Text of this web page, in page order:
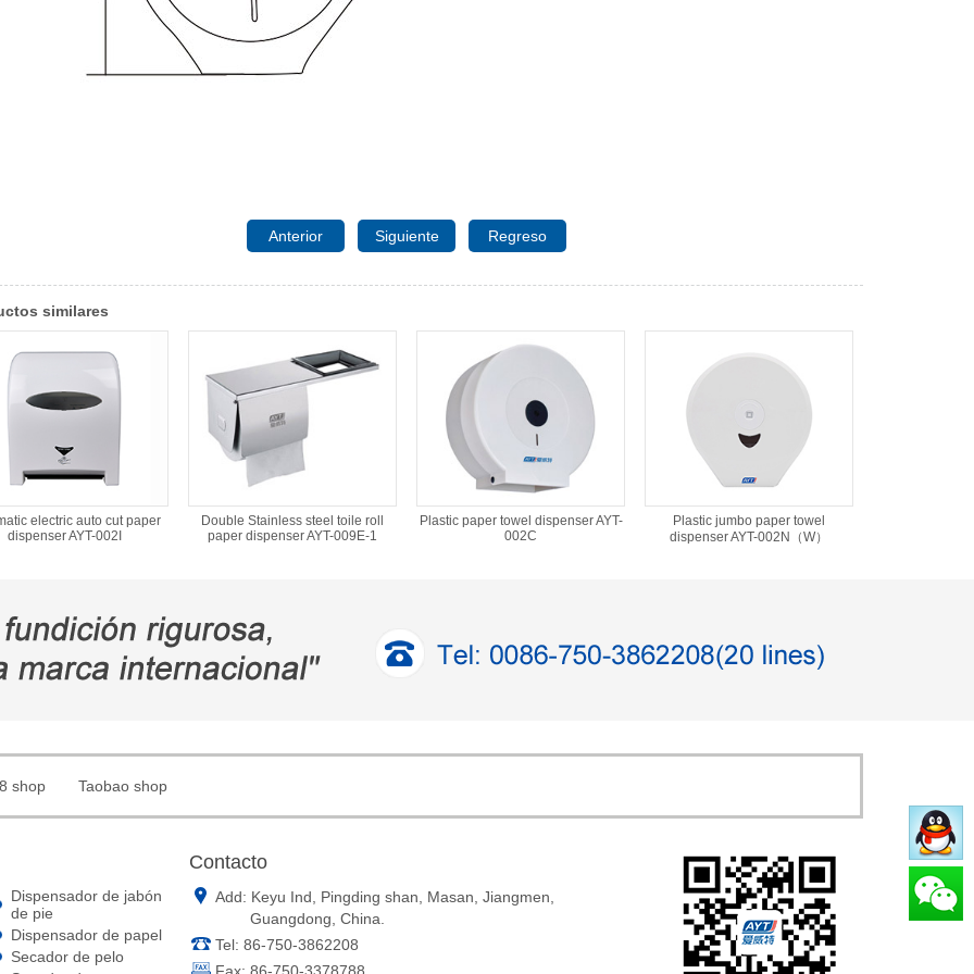
Anterior Siguiente Regreso
similares
electric auto cut paper
dispenser AYT-002I
Double Stainless steel toile roll
paper dispenser AYT-009E-1
Plastic paper towel dispenser AYT-
002C
Plastic jumbo paper towel
dispenser AYT-002N（W）
shop Taobao shop
Dispensador de jabón
de pie
Dispensador de papel
Secador de pelo
Contacto
Add: Keyu Ind, Pingding shan, Masan, Jiangmen,
Guangdong, China.
Tel: 86-750-3862208